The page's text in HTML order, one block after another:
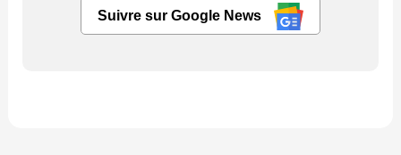
Suivre sur Google News